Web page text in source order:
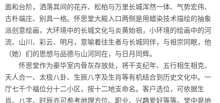
面和台阶，洒落其间的花卉、松柏与万里长城浑然一体、气势宏伟、
古朴端庄、别具一格。怀思堂大殿入口两侧是用蜡染技术描绘的抽象
派创意绘画，大环境中的长城文化与炎黄始祖，小环境的绘画中的河
流、山川、彩云、明月，意喻着往生者与长城同伴，与祖宗同眠，他
（她）们的思想与品德与山河同在，与日月同辉。
怀思堂作为豪华室内骨灰存放处，将干支纪年、五行相生相克、
天人合一、太极八卦、生辰八字及生肖等有机结合到历史文化中。一
厅七千个福位分十二小区，按十二地支命名。客户选位，可依据生
肖、八字、时辰亦可参考地理方位、职业、兴趣爱好等等。堂中是地